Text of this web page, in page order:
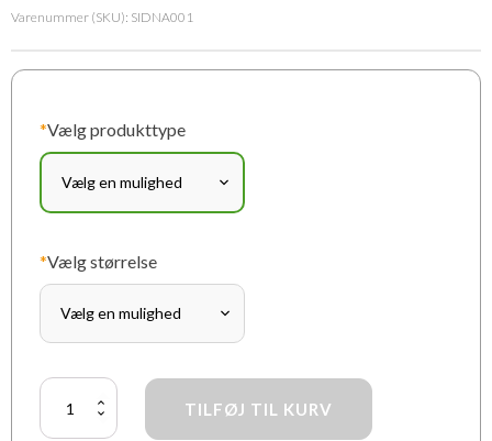
Varenummer (SKU): SIDNA001
*Vælg produkttype
*Vælg størrelse
TILFØJ TIL KURV